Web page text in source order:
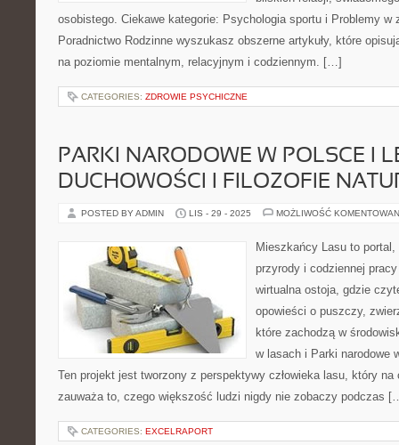
osobistego. Ciekawe kategorie: Psychologia sportu i Problemy w
Poradnictwo Rodzinne wyszukasz obszerne artykuły, które
na poziomie mentalnym, relacyjnym i codziennym. […]
CATEGORIES: ZDROWIE PSYCHICZNE
PARKI NARODOWE W POLSCE I
DUCHOWOŚCI I FILOZOFIE
POSTED BY ADMIN LIS - 29 - 2025 MOŻLIWOŚĆ
Mieszkańcy Lasu to
przyrody i codziennej
wirtualna ostoja, gdzie
opowieści o puszczy,
które zachodzą w
w lasach i Parki narodowe
Ten projekt jest tworzony z perspektywy człowieka lasu, który
zauważa to, czego większość ludzi nigdy nie zobaczy podczas
CATEGORIES: EXCELRAPORT